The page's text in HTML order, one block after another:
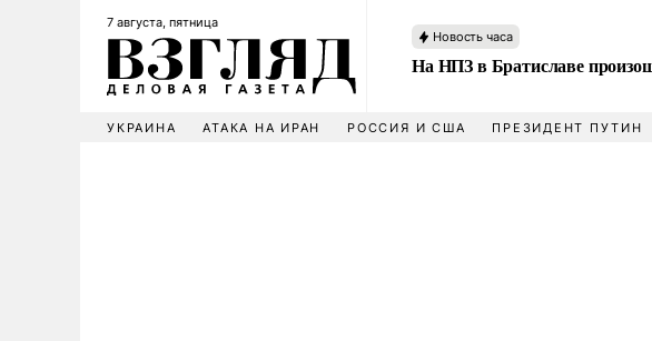
7 августа, пятница
Новость часа
На НПЗ в Братиславе
УКРАИНА АТАКА НА ИРАН РОССИЯ И США ПРЕЗИДЕНТ ПУТИН